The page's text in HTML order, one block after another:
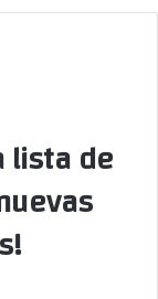
lista de